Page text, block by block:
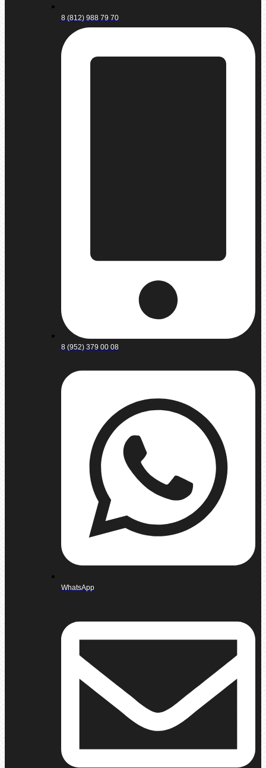
8 (812) 988 79 70
8 (952) 379 00 08
WhatsApp